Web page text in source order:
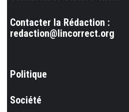
Contacter la Rédaction :
redaction@lincorrect.org
Politique
Société